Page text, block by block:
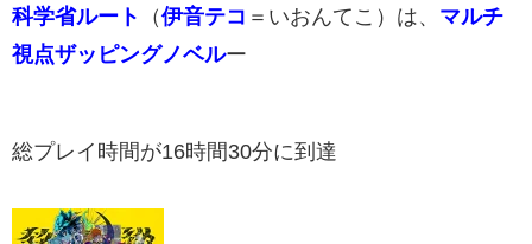
科学省ルート​ （伊音テコ ＝いおんてこ）は、 マルチ
視点ザッピングノベルー
総プレイ時間が16時間30分に到達